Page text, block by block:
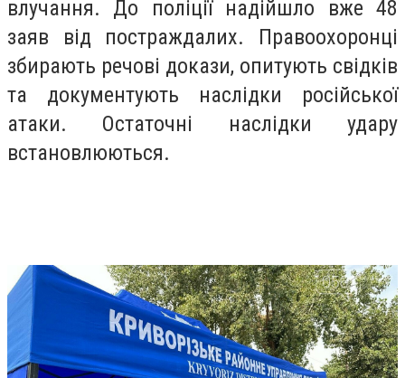
влучання. До поліції надійшло вже 48
заяв від постраждалих. Правоохоронці
збирають речові докази, опитують свідків
та документують наслідки російської
атаки. Остаточні наслідки удару
встановлюються.